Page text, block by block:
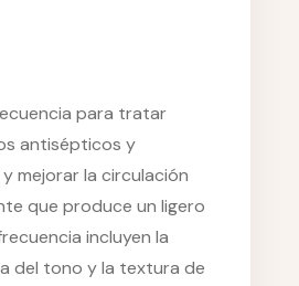
para tratar
antisépticos y
mejorar la circulación
que produce un ligero
incluyen la
del tono y la textura de